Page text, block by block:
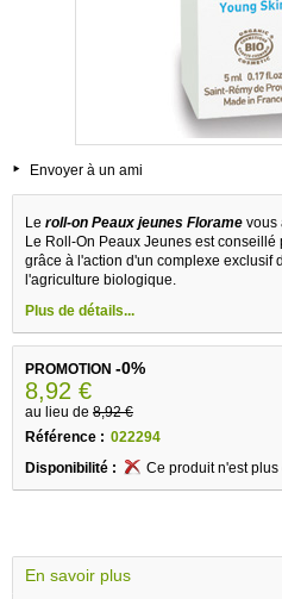
Envoyer à un ami
Le roll-on Peaux jeunes Florame vous
Le Roll-On Peaux Jeunes est
grâce à l'action d'un complexe exclusif
l'agriculture biologique.
Plus de détails...
PROMOTION -0%
8,92 €
au lieu de 8,92 €
Référence : 022294
Disponibilité :
Ce produit n'est plus
En savoir plus